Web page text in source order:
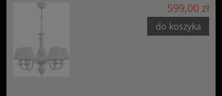
599,00 zł
do koszyka